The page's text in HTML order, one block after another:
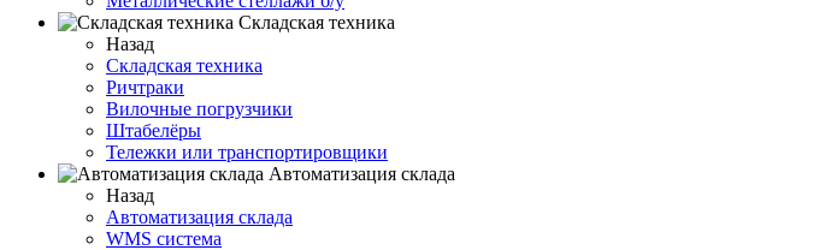
Складская техника
Назад
Складская техника
Ричтраки
Вилочные погрузчики
Штабелёры
Тележки или транспортировщики
Автоматизация склада
Назад
Автоматизация склада
WMS система